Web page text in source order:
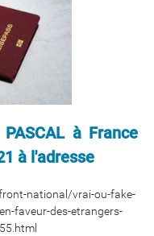
à France
à l'adresse
national/vrai-ou-fake-
faveur-des-etrangers-